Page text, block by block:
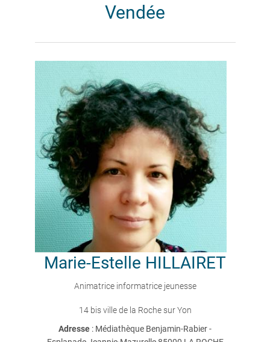
Vendée
Marie-Estelle HILLAIRET
Animatrice informatrice jeunesse
14 bis ville de la Roche sur Yon
Adresse : Médiathèque Benjamin-Rabier -